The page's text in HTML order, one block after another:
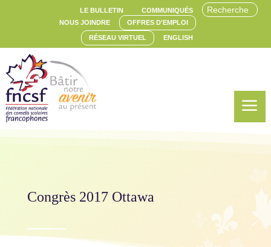
LE BULLETIN
COMMUNIQUÉS
NOUS JOINDRE
OFFRES D'EMPLOI
RÉSEAU VIRTUEL ENGLISH
a
Congrès 2017 Ottawa